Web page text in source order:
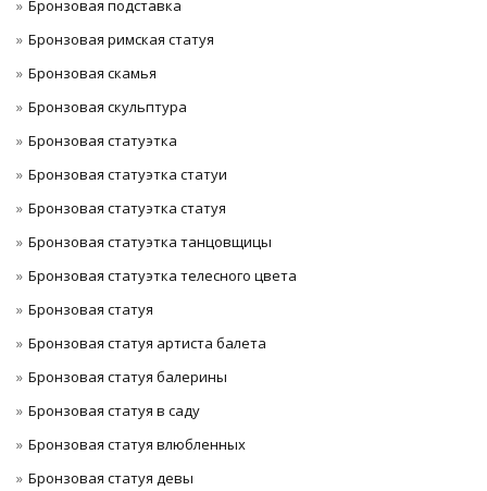
Бронзовая подставка
Бронзовая римская статуя
Бронзовая скамья
Бронзовая скульптура
Бронзовая статуэтка
Бронзовая статуэтка статуи
Бронзовая статуэтка статуя
Бронзовая статуэтка танцовщицы
Бронзовая статуэтка телесного цвета
Бронзовая статуя
Бронзовая статуя артиста балета
Бронзовая статуя балерины
Бронзовая статуя в саду
Бронзовая статуя влюбленных
Бронзовая статуя девы